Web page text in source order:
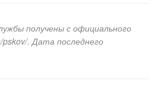
получены с официального
. Дата последнего